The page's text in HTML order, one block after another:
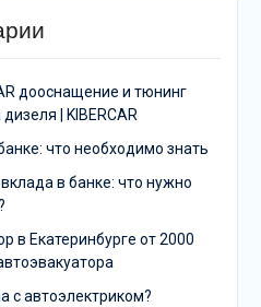
дооснащение и тюнинг
| KIBERCAR
что необходимо знать
в банке: что нужно
в Екатеринбурге от 2000
с автоэлектриком?